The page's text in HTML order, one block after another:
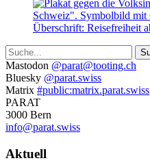
Suche
Weitere
Informationen
Mastodon @parat@tooting.ch
Bluesky @parat.swiss
Matrix #public:matrix.parat.swiss
PARAT
3000 Bern
info@parat.swiss
Navigation
Aktuell